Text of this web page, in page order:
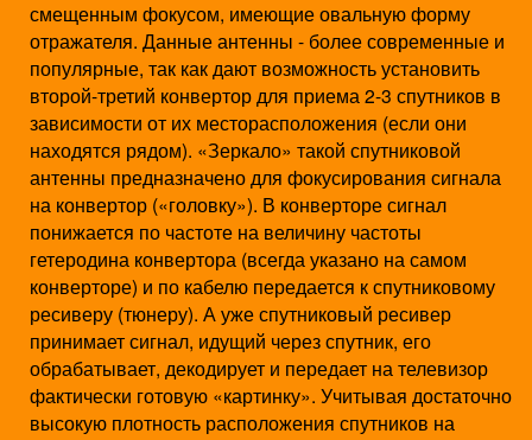
М
смещенным фокусом, имеющие овальную форму
отражателя. Данные антенны - более современные и
популярные, так как дают возможность установить
второй-третий конвертор для приема 2-3 спутников в
зависимости от их месторасположения (если они
находятся рядом). «Зеркало» такой спутниковой
антенны предназначено для фокусирования сигнала
на конвертор («головку»). В конверторе сигнал
понижается по частоте на величину частоты
гетеродина конвертора (всегда указано на самом
конверторе) и по кабелю передается к спутниковому
ресиверу (тюнеру). А уже спутниковый ресивер
принимает сигнал, идущий через спутник, его
обрабатывает, декодирует и передает на телевизор
фактически готовую «картинку». Учитывая достаточно
высокую плотность расположения спутников на